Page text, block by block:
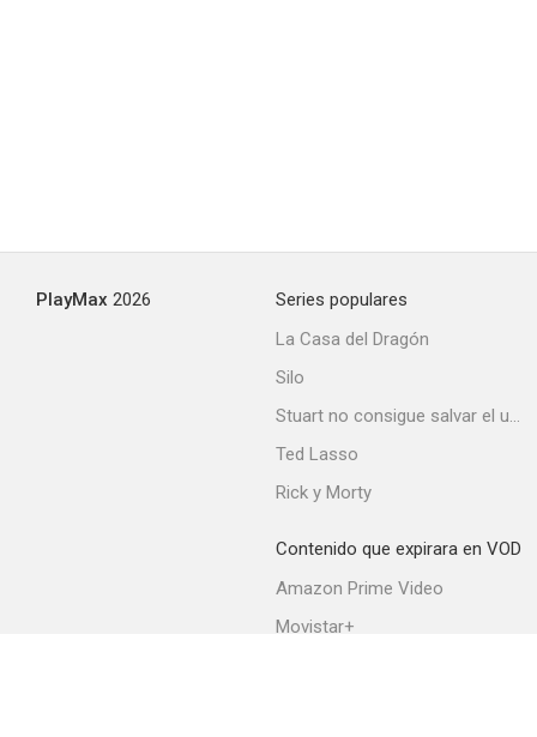
PlayMax 2026
Series populares
La Casa del Dragón
Silo
Stuart no consigue salvar el universo
Ted Lasso
Rick y Morty
Contenido que expirara en VOD
Amazon Prime Video
Movistar+